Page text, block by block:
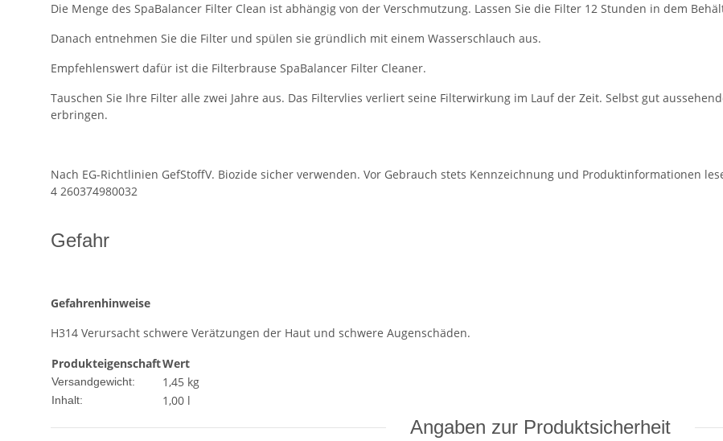
Die Menge des SpaBalancer Filter Clean ist abhängig von der Verschmutzung. Lassen Sie die Filter 12 Stunden in dem
Danach entnehmen Sie die Filter und spülen sie gründlich mit einem Wasserschlauch aus.
Empfehlenswert dafür ist die Filterbrause SpaBalancer Filter Cleaner.
Tauschen Sie Ihre Filter alle zwei Jahre aus. Das Filtervlies verliert seine Filterwirkung im Lauf der Zeit. Selbst gut
erbringen.
Nach EG-Richtlinien GefStoffV. Biozide sicher verwenden. Vor Gebrauch stets Kennzeichnung und Produktinformationen
4 260374980032
Gefahr
Gefahrenhinweise
H314 Verursacht schwere Verätzungen der Haut und schwere Augenschäden.
ProdukteigenschaftWert
Versandgewicht: 1,45 kg
Inhalt: 1,00 l
Angaben zur Produktsicherheit